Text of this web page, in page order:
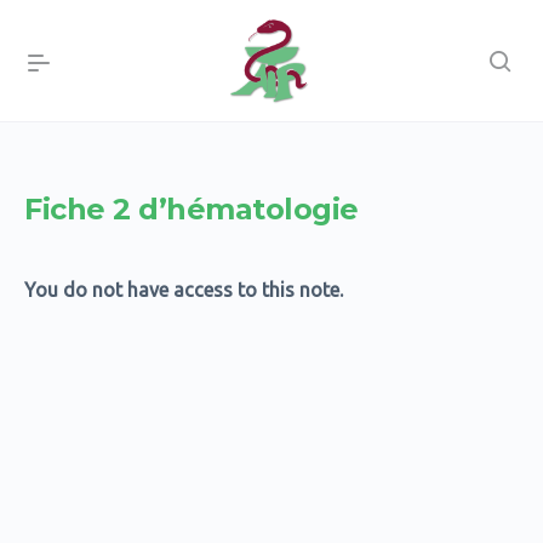
Fiche 2 d’hématologie
You do not have access to this note.